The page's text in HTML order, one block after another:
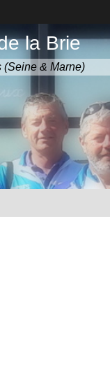
la Brie
(Seine & Marne)